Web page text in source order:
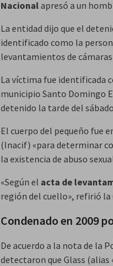
Nacional apresó a un
La entidad dijo que el
identificado como la
levantamientos de
La víctima fue identificada
municipio Santo Domingo
detenido la tarde del
El cuerpo del pequeño fue
(Inacif) «para determinar
la existencia de abuso
«Según el acta de
región del cuello», refirió la
Condenado en 2009
De acuerdo a la nota de la
detectaron que Glass (alias